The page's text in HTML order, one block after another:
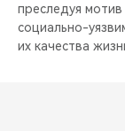
преследуя
социально-
их качества